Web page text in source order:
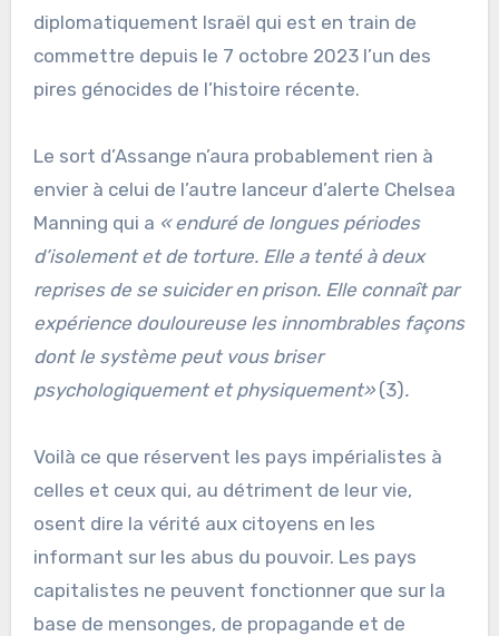
diplomatiquement Israël qui est en train de
commettre depuis le 7 octobre 2023 l’un des
pires génocides de l’histoire récente.
Le sort d’Assange n’aura probablement rien à
envier à celui de l’autre lanceur d’alerte Chelsea
Manning qui a « enduré de longues périodes
d’isolement et de torture. Elle a tenté à deux
reprises de se suicider en prison. Elle connaît par
expérience douloureuse les innombrables façons
dont le système peut vous briser
psychologiquement et physiquement» (3).
Voilà ce que réservent les pays impérialistes à
celles et ceux qui, au détriment de leur vie,
osent dire la vérité aux citoyens en les
informant sur les abus du pouvoir. Les pays
capitalistes ne peuvent fonctionner que sur la
base de mensonges, de propagande et de